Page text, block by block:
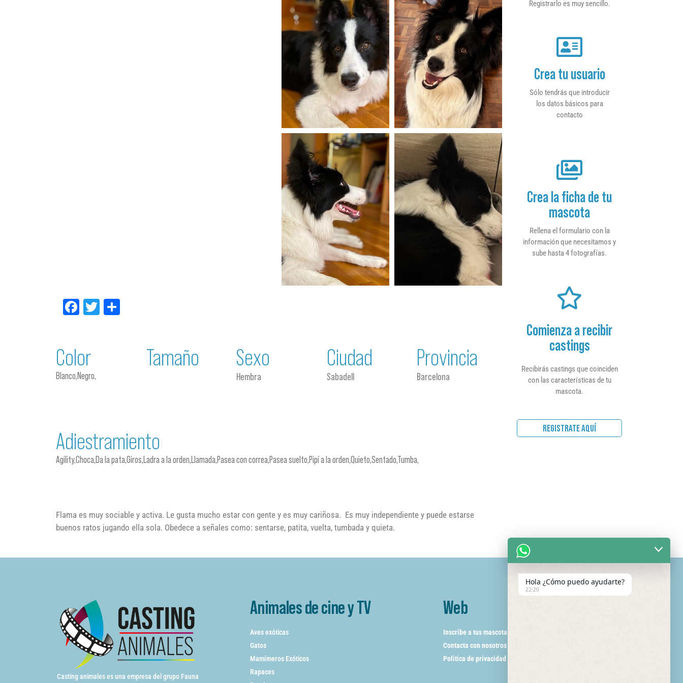
Facebook
Twitter
Color
Blanco,Negro,
Tamaño Sexo
Hembra
Ciudad
Sabadell
Provincia
Barcelona
Adiestramiento
Agility,Choca,Da la pata,Giros,Ladra a la orden,Llamada,Pasea con correa,Pasea suelto,Pipí a la orden,Quieto,Sentado,Tumba,
Flama es muy sociable y activa. Le gusta mucho estar con gente y es muy cariñosa. Es muy independiente y puede estarse
buenos ratos jugando ella sola. Obedece a señales como: sentarse, patita, vuelta, tumbada y quieta.
Registrarlo es muy sencillo.
Crea tu usuario
Sólo tendrás que introducir
los datos básicos para
contacto
Crea la ficha de tu
mascota
Rellena el formulario con la
información que necesitamos y
sube hasta 4 fotografías.
Comienza a recibir
castings
Recibirás castings que coinciden
con las características de tu
mascota.
REGISTRATE AQUÍ
Casting animales es una empresa del grupo Fauna
Animales de cine y TV
Aves exóticas
Gatos
Mamímeros Exóticos
Rapaces
Web
Inscribe a tus mascotas
Contacta con nosotros
Politica de privacidad
Hola ¿Cómo puedo ayudarte?
22:20